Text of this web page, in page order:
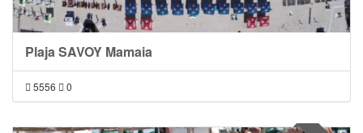
Plaja SAVOY Mamaia
5556 0